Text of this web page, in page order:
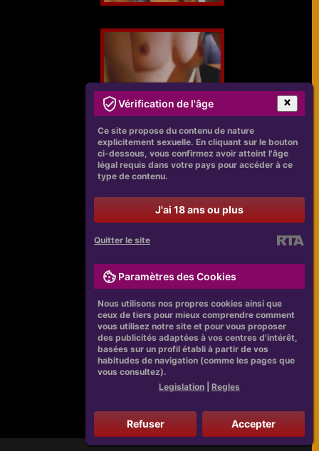
Vérification de l'âge
Ce site propose du contenu de nature
explicitement sexuelle. En cliquant sur le bouton
ci-dessous, vous confirmez avoir atteint l'âge
légal requis dans votre pays pour accéder à ce
type de contenu.
J'ai 18 ans ou plus
Quitter le site
Paramètres des Cookies
Nous utilisons nos propres cookies ainsi que
ceux de tiers pour mieux comprendre comment
vous utilisez notre site et pour vous proposer
des publicités adaptées à vos centres d'intérêt,
basées sur un profil établi à partir de vos
habitudes de navigation (comme les pages que
vous consultez).
Legislation
Regles
Refuser Accepter